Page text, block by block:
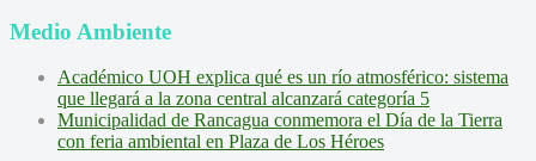
Medio Ambiente
Académico UOH explica qué es un río atmosférico: sistema
que llegará a la zona central alcanzará categoría 5
Municipalidad de Rancagua conmemora el Día de la Tierra
con feria ambiental en Plaza de Los Héroes